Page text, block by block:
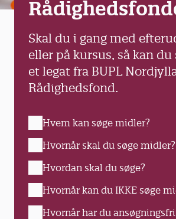
Skal du i gang med
eller på kursus, så kan du
et legat fra BUPL
Rådighedsfond.
Hvem kan søge midler?
Hvornår skal du søge midler?
Hvordan skal du søge?
Hvornår kan du IKKE søge
Hvornår har du